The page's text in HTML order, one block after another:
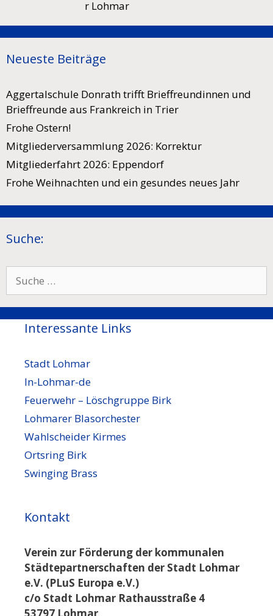
Neueste Beiträge
Aggertalschule Donrath trifft Brieffreundinnen und
Brieffreunde aus Frankreich in Trier
Frohe Ostern!
Mitgliederversammlung 2026: Korrektur
Mitgliederfahrt 2026: Eppendorf
Frohe Weihnachten und ein gesundes neues Jahr
Suche:
nach:
Interessante Links
Stadt Lohmar
In-Lohmar-de
Feuerwehr – Löschgruppe Birk
Lohmarer Blasorchester
Wahlscheider Kirmes
Ortsring Birk
Swinging Brass
Kontakt
Verein zur Förderung der kommunalen
Städtepartnerschaften der Stadt Lohmar
e.V. (PLuS Europa e.V.)
c/o Stadt Lohmar Rathausstraße 4
53797 Lohmar